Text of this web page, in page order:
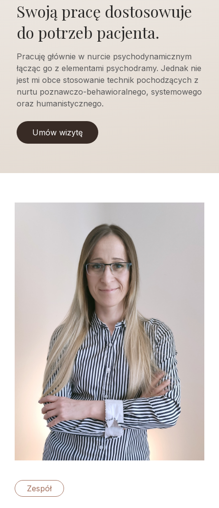
Swoją pracę dostosowuje
do potrzeb pacjenta.
Pracuję głównie w nurcie psychodynamicznym
łącząc go z elementami psychodramy. Jednak nie
jest mi obce stosowanie technik pochodzących z
nurtu poznawczo-behawioralnego, systemowego
oraz humanistycznego.
Umów wizytę
Zespół